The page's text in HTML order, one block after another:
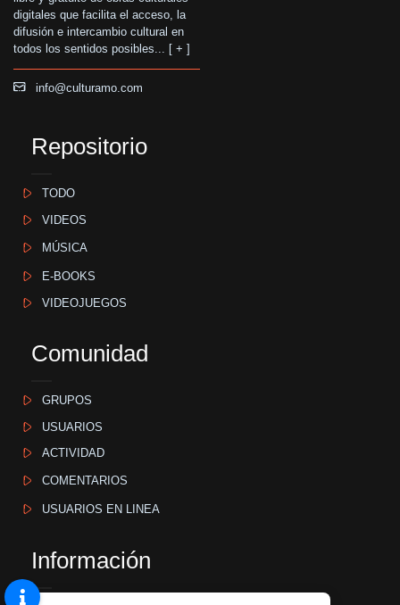
digitales que facilita el acceso, la
difusión e intercambio cultural en
todos los sentidos posibles... [ + ]
info@culturamo.com
Repositorio
TODO
VIDEOS
MÚSICA
E-BOOKS
VIDEOJUEGOS
Comunidad
GRUPOS
USUARIOS
ACTIVIDAD
COMENTARIOS
USUARIOS EN LINEA
Información